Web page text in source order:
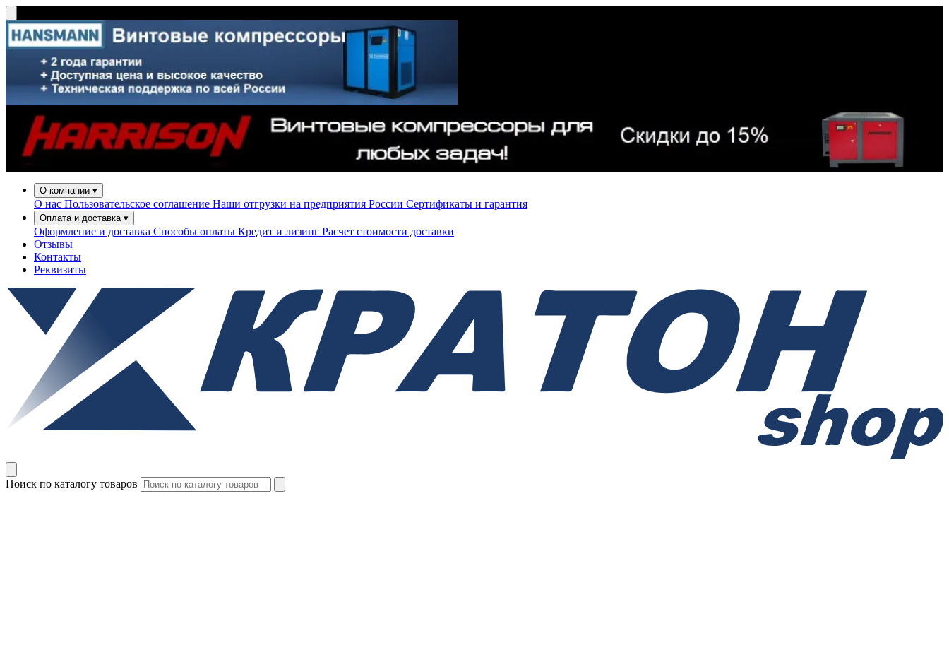
О компании ▾
О нас Пользовательское соглашение Наши отгрузки на предприятия России Сертификаты и гарантия
Оплата и доставка ▾
Оформление и доставка Способы оплаты Кредит и лизинг Расчет стоимости доставки
Отзывы
Контакты
Реквизиты
Поиск по каталогу товаров